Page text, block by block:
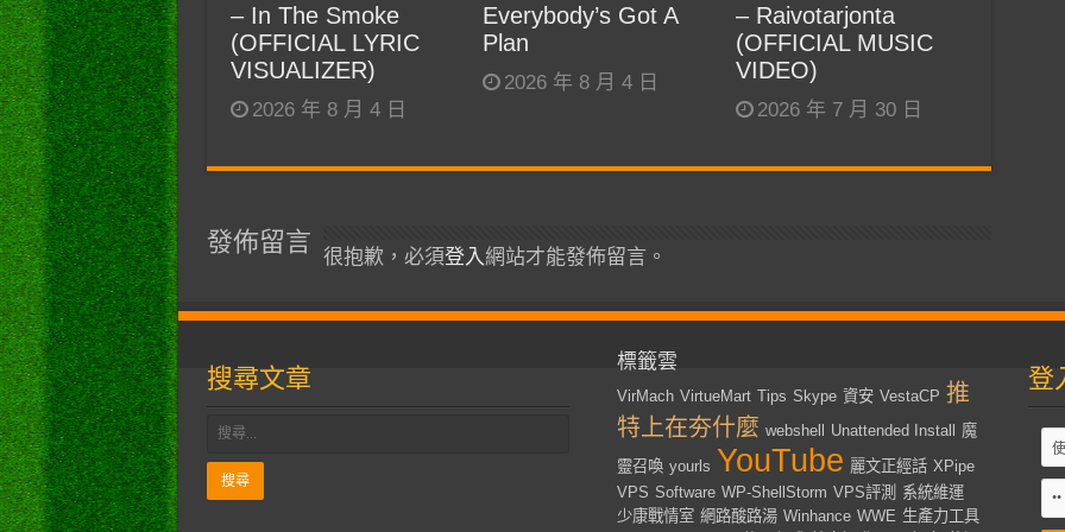
– In The Smoke
(OFFICIAL LYRIC
VISUALIZER)
2026 年 8 月 4 日
Everybody’s Got A
Plan
2026 年 8 月 4 日
– Raivotarjonta
(OFFICIAL MUSIC
VIDEO)
2026 年 7 月 30 日
發佈留言
很抱歉，必須登入網站才能發佈留言。
搜尋文章
標籤雲
VirMach VirtueMart Tips Skype 資安 VestaCP 推
特上在夯什麼 webshell Unattended Install
魔
靈召喚 yourls YouTube 麗文正經話 XPipe
VPS Software WP-ShellStorm VPS評測 系統維運
少康戰情室 網路酸路湯 Winhance WWE 生產力工具
登